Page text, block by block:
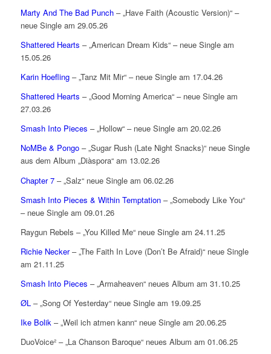
Marty And The Bad Punch– „Have Faith (Acoustic Version)“ –
neue Single am 29.05.26
Shattered Hearts – „American Dream Kids“ – neue Single am
15.05.26
Karin Hoefling– „Tanz Mit Mir“ – neue Single am 17.04.26
Shattered Hearts – „Good Morning America“ – neue Single am
27.03.26
Smash Into Pieces – „Hollow“ – neue Single am 20.02.26
NoMBe & Pongo– „Sugar Rush (Late Night Snacks)“ neue Single
aus dem Album „Diàspora“ am 13.02.26
Chapter 7– „Salz“ neue Single am 06.02.26
Smash Into Pieces & Within Temptation– „Somebody Like You“
– neue Single am 09.01.26
Raygun Rebels – „You Killed Me“ neue Single am 24.11.25
Richie Necker– „The Faith In Love (Don’t Be Afraid)“ neue Single
am 21.11.25
Smash Into Pieces – „Armaheaven“ neues Album am 31.10.25
ØL – „Song Of Yesterday“ neue Single am 19.09.25
Ike Bolik – „Weil ich atmen kann“ neue Single am 20.06.25
DuoVoice² – „La Chanson Baroque“ neues Album am 01.06.25